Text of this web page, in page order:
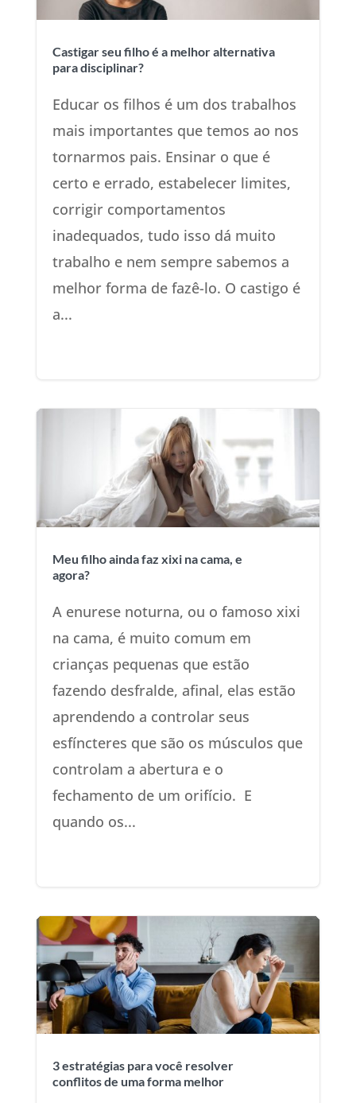
Castigar seu filho é a melhor alternativa
para disciplinar?
Educar os filhos é um dos trabalhos
mais importantes que temos ao nos
tornarmos pais. Ensinar o que é
certo e errado, estabelecer limites,
corrigir comportamentos
inadequados, tudo isso dá muito
trabalho e nem sempre sabemos a
melhor forma de fazê-lo. O castigo é
a...
Meu filho ainda faz xixi na cama, e
agora?
A enurese noturna, ou o famoso xixi
na cama, é muito comum em
crianças pequenas que estão
fazendo desfralde, afinal, elas estão
aprendendo a controlar seus
esfíncteres que são os músculos que
controlam a abertura e o
fechamento de um orifício. E
quando os...
3 estratégias para você resolver
conflitos de uma forma melhor